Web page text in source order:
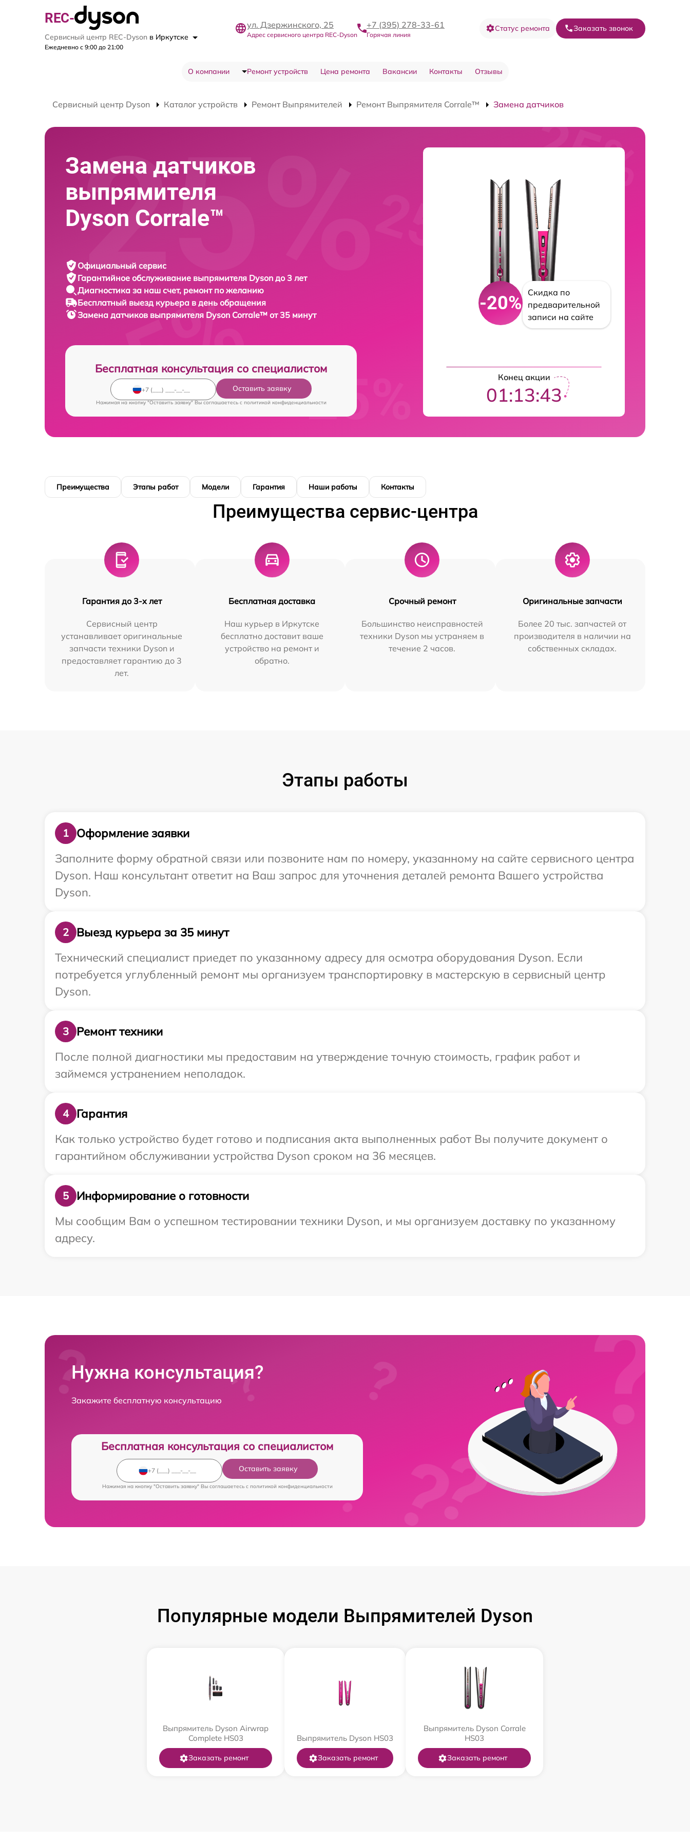
REC-
Сервисный центр REC-Dyson в Иркутске
Ежедневно с 9:00 до 21:00
ул. Дзержинского, 25
Адрес сервисного центра REC-Dyson
+7 (395) 278-33-61
Горячая линия
Статус ремонта Заказать звонок
О компании Ремонт устройств Цена ремонта Вакансии Контакты Отзывы
Сервисный центр Dyson Каталог устройств Ремонт Выпрямителей Ремонт Выпрямителя Corrale™ Замена датчиков
Замена датчиков
выпрямителя
Dyson Corrale™
Официальный сервис
Гарантийное обслуживание выпрямителя Dyson до 3 лет
Диагностика за наш счет, ремонт по желанию
Бесплатный выезд курьера в день обращения
Замена датчиков выпрямителя Dyson Corrale™ от 35 минут
Бесплатная консультация со специалистом
Оставить заявку
Нажимая на кнопку "Оставить заявку" Вы соглашаетесь c политикой конфиденциальности
-20%
Скидка по
предварительной
записи на сайте
Конец акции
01:13:42
Преимущества Этапы работ Модели Гарантия Наши работы Контакты
Преимущества сервис-центра
Гарантия до 3-х лет
Сервисный центр
устанавливает оригинальные
запчасти техники Dyson и
предоставляет гарантию до 3
лет.
Бесплатная доставка
Наш курьер в Иркутске
бесплатно доставит ваше
устройство на ремонт и
обратно.
Срочный ремонт
Большинство неисправностей
техники Dyson мы устраняем в
течение 2 часов.
Оригинальные запчасти
Более 20 тыс. запчастей от
производителя в наличии на
собственных складах.
Этапы работы
1
Оформление заявки
Заполните форму обратной связи или позвоните нам по номеру, указанному на сайте сервисного центра
Dyson. Наш консультант ответит на Ваш запрос для уточнения деталей ремонта Вашего устройства
Dyson.
2
Выезд курьера за 35 минут
Технический специалист приедет по указанному адресу для осмотра оборудования Dyson. Если
потребуется углубленный ремонт мы организуем транспортировку в мастерскую в сервисный центр
Dyson.
3
Ремонт техники
После полной диагностики мы предоставим на утверждение точную стоимость, график работ и
займемся устранением неполадок.
4
Гарантия
Как только устройство будет готово и подписания акта выполненных работ Вы получите документ о
гарантийном обслуживании устройства Dyson сроком на 36 месяцев.
5
Информирование о готовности
Мы сообщим Вам о успешном тестировании техники Dyson, и мы организуем доставку по указанному
адресу.
Нужна консультация?
Закажите бесплатную консультацию
Бесплатная консультация со специалистом
Оставить заявку
Нажимая на кнопку "Оставить заявку" Вы соглашаетесь c политикой конфиденциальности
Популярные модели Выпрямителей Dyson
Выпрямитель Dyson Airwrap
Complete HS03
Заказать ремонт
Выпрямитель Dyson HS03
Заказать ремонт
Выпрямитель Dyson Corrale
HS03
Заказать ремонт